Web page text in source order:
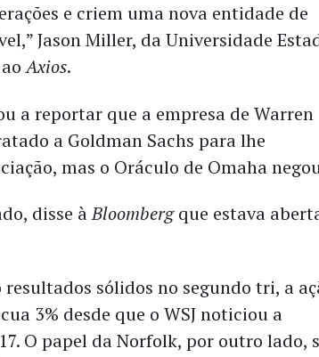
e criem uma nova entidade de
Jason Miller, da Universidade
aoAxios.
a reportar que a empresa de Warren
a Goldman Sachs para lhe
mas o Oráculo de Omaha
disse àBloombergque estava
sólidos no segundo tri, a
3% desde que o WSJ noticiou a
O papel da Norfolk, por outro lado,